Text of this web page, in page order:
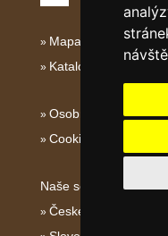
Mapa serveru
Katalog ubytování
Osobní údaje
Cookies
Naše servery:
České hory